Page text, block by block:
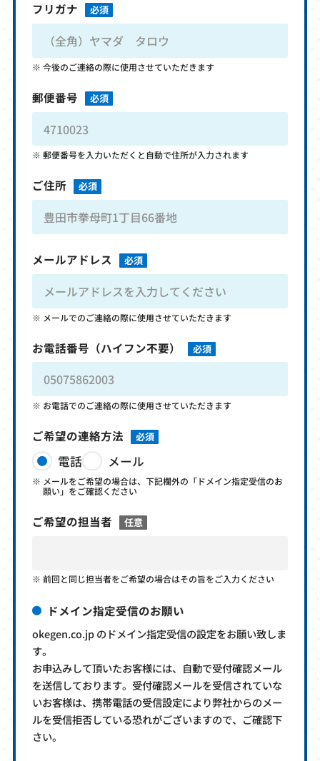
フリガナ 必須
今後のご連絡の際に使用させていただきます
郵便番号 必須
郵便番号を入力いただくと自動で住所が入力されます
ご住所 必須
メールアドレス 必須
メールでのご連絡の際に使用させていただきます
お電話番号 （ハイフン不要） 必須
お電話でのご連絡の際に使用させていただきます
ご希望の連絡方法 必須
電話 メール
メールをご希望の場合は、下記欄外の「ドメイン指定受信のお
願い」をご確認ください
ご希望の担当者 任意
前回と同じ担当者をご希望の場合はその旨をご入力ください
ドメイン指定受信のお願い
okegen.co.jp のドメイン指定受信の設定をお願い致しま
す。
お申込みして頂いたお客様には、自動で受付確認メール
を送信しております。受付確認メールを受信されていな
いお客様は、携帯電話の受信設定により弊社からのメー
ルを受信拒否している恐れがございますので、ご確認下
さい。